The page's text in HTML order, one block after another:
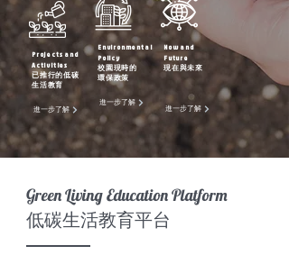
Projects and
Activities
已推行的低碳
生活教育
進一步了解
Environmental
Policy
校園現時的
環保政策
進一步了解
Now and
Future
現在與未來
進一步了解
Green Living Education Platform
低碳生活教育平台